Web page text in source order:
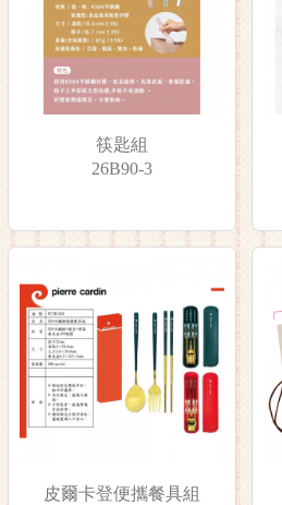
筷匙組
26B90-3
皮爾卡登便攜餐具組